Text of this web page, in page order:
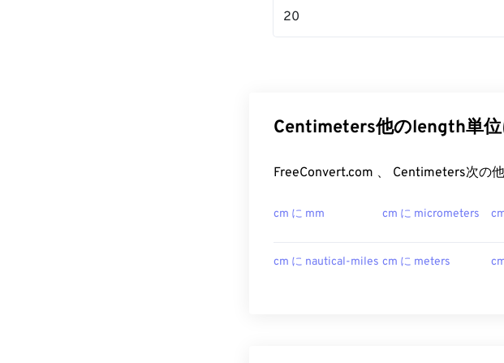
20
Centimeters他のlength単
FreeConvert.com 、 Centimeters次の
cm に mm cm に micrometers
cm に nautical-miles cm に meters